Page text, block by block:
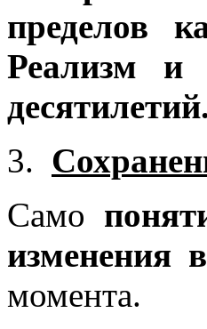
пределов
Реализм и
десятилетий.
Само
изменения
момента.